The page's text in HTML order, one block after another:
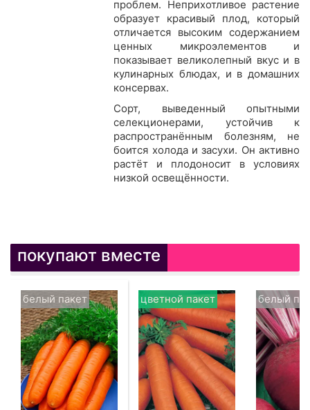
проблем. Неприхотливое растение
образует красивый плод, который
отличается высоким содержанием
ценных микроэлементов и
показывает великолепный вкус и в
кулинарных блюдах, и в домашних
консервах.
Сорт, выведенный опытными
селекционерами, устойчив к
распространённым болезням, не
боится холода и засухи. Он активно
растёт и плодоносит в условиях
низкой освещённости.
покупают вместе
белый пакет цветной пакет белый